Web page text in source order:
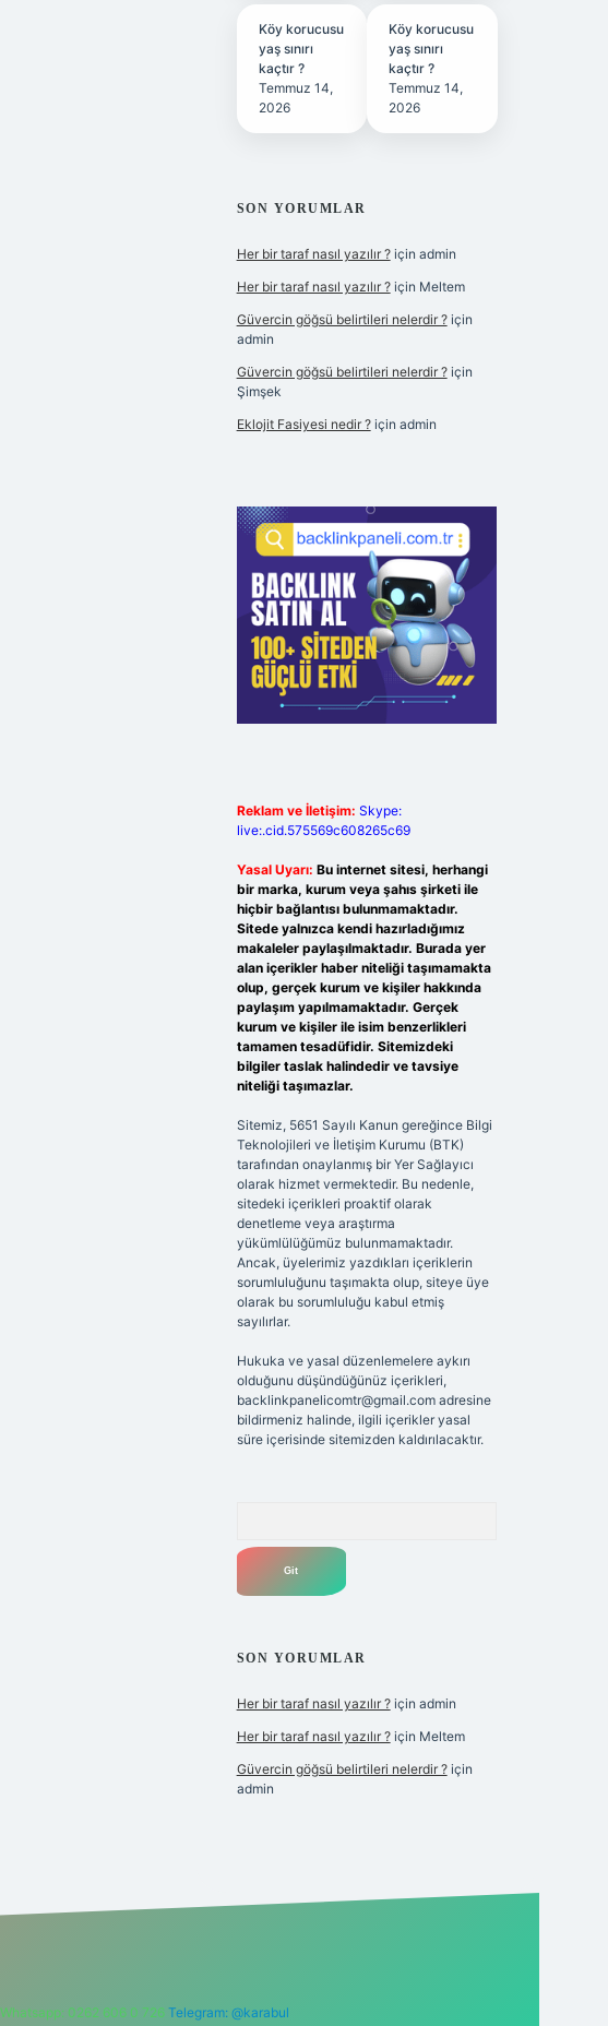
Köy korucusu
yaş sınırı
kaçtır ?
Temmuz 14,
2026
Köy korucusu
yaş sınırı
kaçtır ?
Temmuz 14,
2026
SON YORUMLAR
Her bir taraf nasıl yazılır ?için admin
Her bir taraf nasıl yazılır ?için Meltem
Güvercin göğsü belirtileri nelerdir ?için
admin
Güvercin göğsü belirtileri nelerdir ?için
Şimşek
Eklojit Fasiyesi nedir ?için admin
Reklam ve İletişim: Skype:
live:.cid.575569c608265c69
Yasal Uyarı: Bu internet sitesi, herhangi
bir marka, kurum veya şahıs şirketi ile
hiçbir bağlantısı bulunmamaktadır.
Sitede yalnızca kendi hazırladığımız
makaleler paylaşılmaktadır. Burada yer
alan içerikler haber niteliği taşımamakta
olup, gerçek kurum ve kişiler hakkında
paylaşım yapılmamaktadır. Gerçek
kurum ve kişiler ile isim benzerlikleri
tamamen tesadüfidir. Sitemizdeki
bilgiler taslak halindedir ve tavsiye
niteliği taşımazlar.
Sitemiz, 5651 Sayılı Kanun gereğince Bilgi
Teknolojileri ve İletişim Kurumu (BTK)
tarafından onaylanmış bir Yer Sağlayıcı
olarak hizmet vermektedir. Bu nedenle,
sitedeki içerikleri proaktif olarak
denetleme veya araştırma
yükümlülüğümüz bulunmamaktadır.
Ancak, üyelerimiz yazdıkları içeriklerin
sorumluluğunu taşımakta olup, siteye üye
olarak bu sorumluluğu kabul etmiş
sayılırlar.
Hukuka ve yasal düzenlemelere aykırı
olduğunu düşündüğünüz içerikleri,
backlinkpanelicomtr@gmail.comadresine
bildirmeniz halinde, ilgili içerikler yasal
süre içerisinde sitemizden kaldırılacaktır.
SON YORUMLAR
Her bir taraf nasıl yazılır ?için admin
Her bir taraf nasıl yazılır ?için Meltem
Güvercin göğsü belirtileri nelerdir ?için
admin
Whatsapp: 0262 606 0 726 Telegram: @karabul